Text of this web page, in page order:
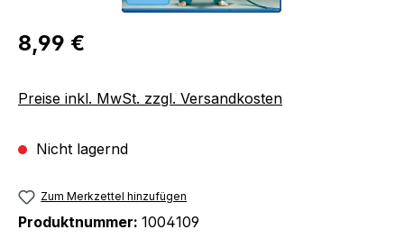
Regulärer Preis:
8,99 €
Preise inkl. MwSt. zzgl. Versandkosten
Nicht lagernd
Zum Merkzettel hinzufügen
Produktnummer: 1004109